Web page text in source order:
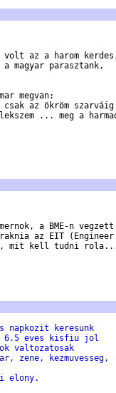
volt az a harom
parasztank,
megvan:
csak az ökröm
... meg a
a BME-n vegzett
az EIT
mit kell tudni
napkozit keresunk
6.5 eves kisfiu jol
valtozatosak
zene, kezmuvesseg,
elony.